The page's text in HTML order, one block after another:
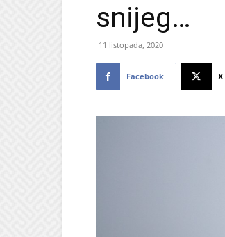
snijeg…
11 listopada, 2020
Facebook X